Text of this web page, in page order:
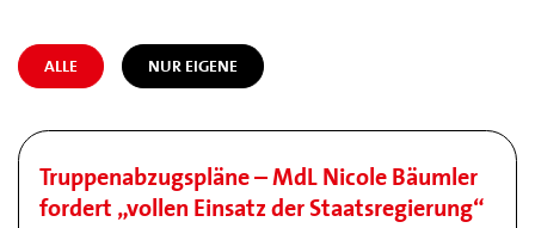
ALLE NUR EIGENE
Truppenabzugspläne – MdL Nicole Bäumler
fordert „vollen Einsatz der Staatsregierung“